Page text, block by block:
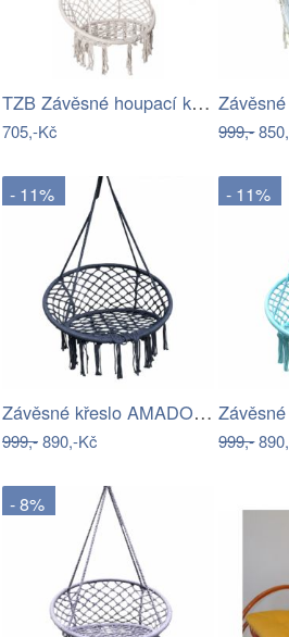
TZB Závěsné houpací křeslo Togo krémové
705,-Kč 999,-
- 11%
Závěsné křeslo AMADO 2 NEW Tempo Kondela
999,-890,-Kč
- 11%
999,-
- 8%